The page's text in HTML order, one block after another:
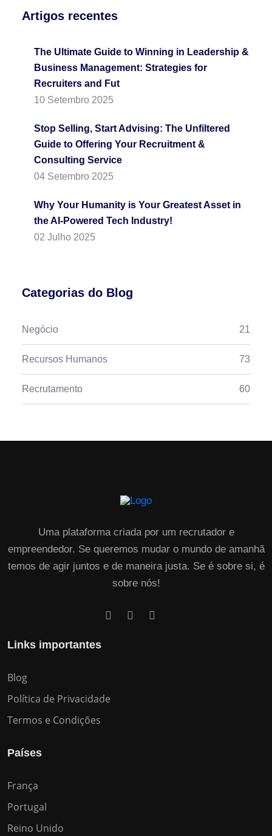
Artigos recentes
The Ultimate Guide to Winning in Leadership &
Business Management: Strategies for
Recruiters and Fut
10 Setembro 2025
Stop Selling, Start Advising: The Unfiltered
Guide to Offering Your Recruitment &
Consulting Service
04 Setembro 2025
Why Your Humanity is Your Greatest Asset in
the AI-Powered Tech Industry!
02 Julho 2025
Categorias do Blog
Negócio 21
Recursos Humanos 73
Recrutamento 60
Uma plataforma criada por um recrutador e
empreendedor. Se queremos mudar o mundo de amanhã
temos de agir juntos e de maneira justa. Se é sobre si, é
sobre nós!
Links importantes
Blog
Política de Privacidade
Termos e Condições
Países
França
Portugal
Reino Unido